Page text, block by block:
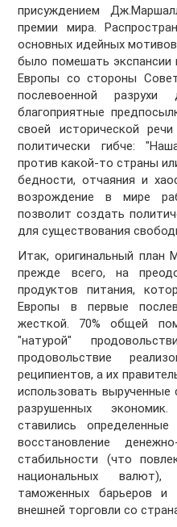
присуждением
премии мира.
основных идейных
было помешать экспансии
Европы со стороны
послевоенной
благоприятные
своей исторической
политически гибче:
против какой-то страны
бедности, отчаяния и
возрождение в мире
позволит создать
для существования
Итак, оригинальный план
прежде всего, на
продуктов питания,
Европы в первые
жесткой. 70% общей
"натурой"
продовольствие
реципиентов, а их
использовать вырученные
разрушенных
ставились
восстановление
стабильности (что
национальных
таможенных барьеров и
внешней торговли со